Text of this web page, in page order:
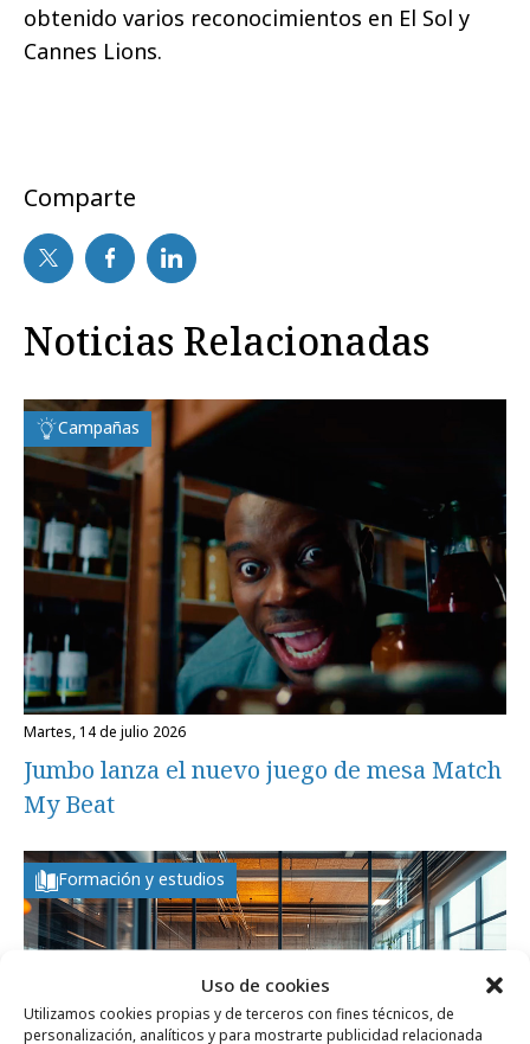
Uso de cookies
Utilizamos cookies propias y de terceros con fines técnicos, de
personalización, analíticos y para mostrarte publicidad relacionada
obtenido varios reconocimientos en El Sol y
Cannes Lions.
Comparte
Noticias Relacionadas
Campañas
martes, 14 de julio 2026
Jumbo lanza el nuevo juego de mesa Match
My Beat
Formación y estudios